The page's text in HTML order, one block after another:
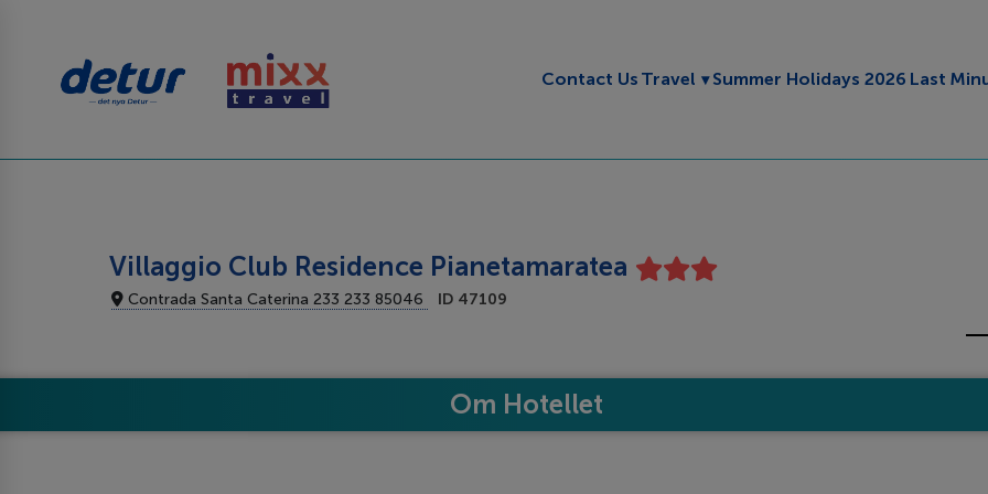
Contact Us Travel Toggle submenu
Summer Holidays 2026 Last
Villaggio Club Residence Pianetamaratea
Contrada Santa Caterina 233 233 85046 ID 47109
Om Hotellet